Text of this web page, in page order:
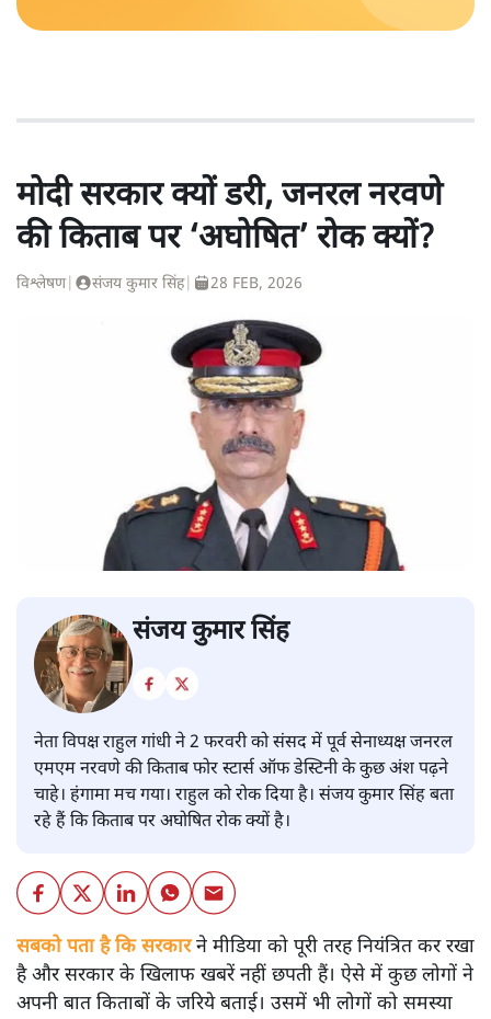
मोदी सरकार क्यों डरी, जनरल नरवणे
की किताब पर ‘अघोषित’ रोक क्यों?
विश्लेषण| संजय कुमार सिंह| 28 FEB, 2026
संजय कुमार सिंह
नेता विपक्ष राहुल गांधी ने 2 फरवरी को संसद में पूर्व सेनाध्यक्ष जनरल
एमएम नरवणे की किताब फोर स्टार्स ऑफ डेस्टिनी के कुछ अंश पढ़ने
चाहे। हंगामा मच गया। राहुल को रोक दिया है। संजय कुमार सिंह बता
रहे हैं कि किताब पर अघोषित रोक क्यों है।
सबको पता है कि सरकारने मीडिया को पूरी तरह नियंत्रित कर रखा
है और सरकार के खिलाफ खबरें नहीं छपती हैं। ऐसे में कुछ लोगों ने
अपनी बात किताबों के जरिये बताई। उसमें भी लोगों को समस्या